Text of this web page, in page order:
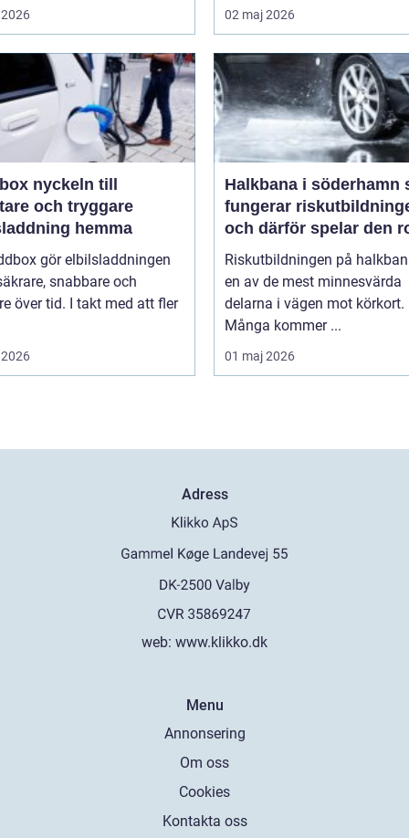
02 maj 2026
till
och tryggare
hemma
gör elbilsladdningen
snabbare och
över tid. I takt med att fler
Halkbana i söderhamn så
fungerar
och därför spelar den
Riskutbildningen på
en av de mest minnesvärda
delarna i vägen mot körkort.
Många kommer ...
01 maj 2026
Adress
web: www.klikko.dk
Menu
Annonsering
Om oss
Cookies
Kontakta oss